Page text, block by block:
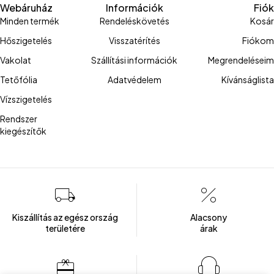
Webáruház
Minden termék
Hőszigetelés
Vakolat
Tetőfólia
Vízszigetelés
Rendszer
kiegészítők
Információk
Rendeléskövetés
Visszatérítés
Szállítási információk
Adatvédelem
Fiók
Kosár
Fiókom
Megrendeléseim
Kívánságlista
Kiszállítás az egész ország
területére
Alacsony
árak